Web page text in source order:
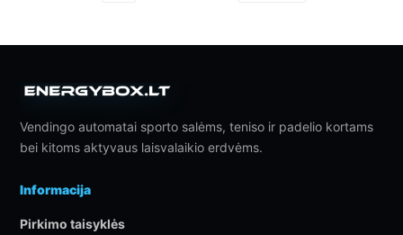
Vendingo automatai sporto salėms, teniso ir padelio kortams
bei kitoms aktyvaus laisvalaikio erdvėms.
Informacija
Pirkimo taisyklės